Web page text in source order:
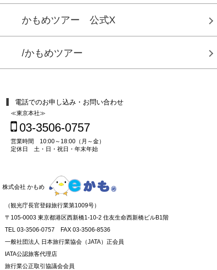
かもめツアー 公式X
/かもめツアー
電話でのお申し込み・お問い合わせ
≪東京本社≫
03-3506-0757
営業時間 10:00～18:00（月～金）
定休日 土・日・祝日・年末年始
株式会社 かもめ
（観光庁長官登録旅行業第1009号）
〒105-0003 東京都港区西新橋1-10-2 住友生命西新橋ビルB1階
TEL 03-3506-0757 FAX 03-3506-8536
一般社団法人 日本旅行業協会（JATA）正会員
IATA公認旅客代理店
旅行業公正取引協議会会員